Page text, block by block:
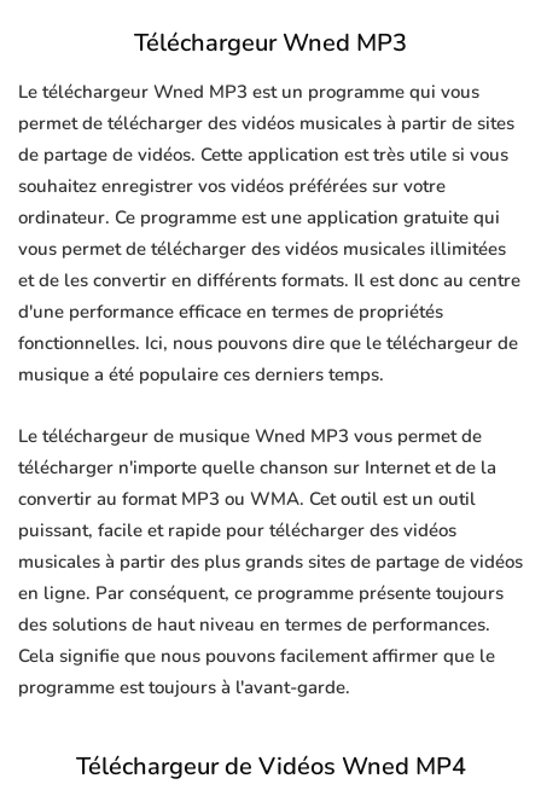
Téléchargeur Wned MP3
Le téléchargeur Wned MP3 est un programme qui vous
permet de télécharger des vidéos musicales à partir de sites
de partage de vidéos. Cette application est très utile si vous
souhaitez enregistrer vos vidéos préférées sur votre
ordinateur. Ce programme est une application gratuite qui
vous permet de télécharger des vidéos musicales illimitées
et de les convertir en différents formats. Il est donc au centre
d'une performance efficace en termes de propriétés
fonctionnelles. Ici, nous pouvons dire que le téléchargeur de
musique a été populaire ces derniers temps.
Le téléchargeur de musique Wned MP3 vous permet de
télécharger n'importe quelle chanson sur Internet et de la
convertir au format MP3 ou WMA. Cet outil est un outil
puissant, facile et rapide pour télécharger des vidéos
musicales à partir des plus grands sites de partage de vidéos
en ligne. Par conséquent, ce programme présente toujours
des solutions de haut niveau en termes de performances.
Cela signifie que nous pouvons facilement affirmer que le
programme est toujours à l'avant-garde.
Téléchargeur de Vidéos Wned MP4